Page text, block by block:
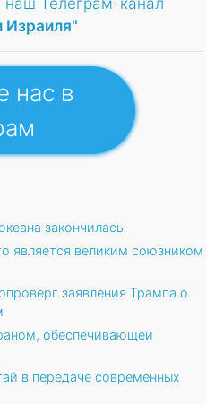
нас в
закончилась
является великим союзником
заявления Трампа о
обеспечивающей
в передаче современных